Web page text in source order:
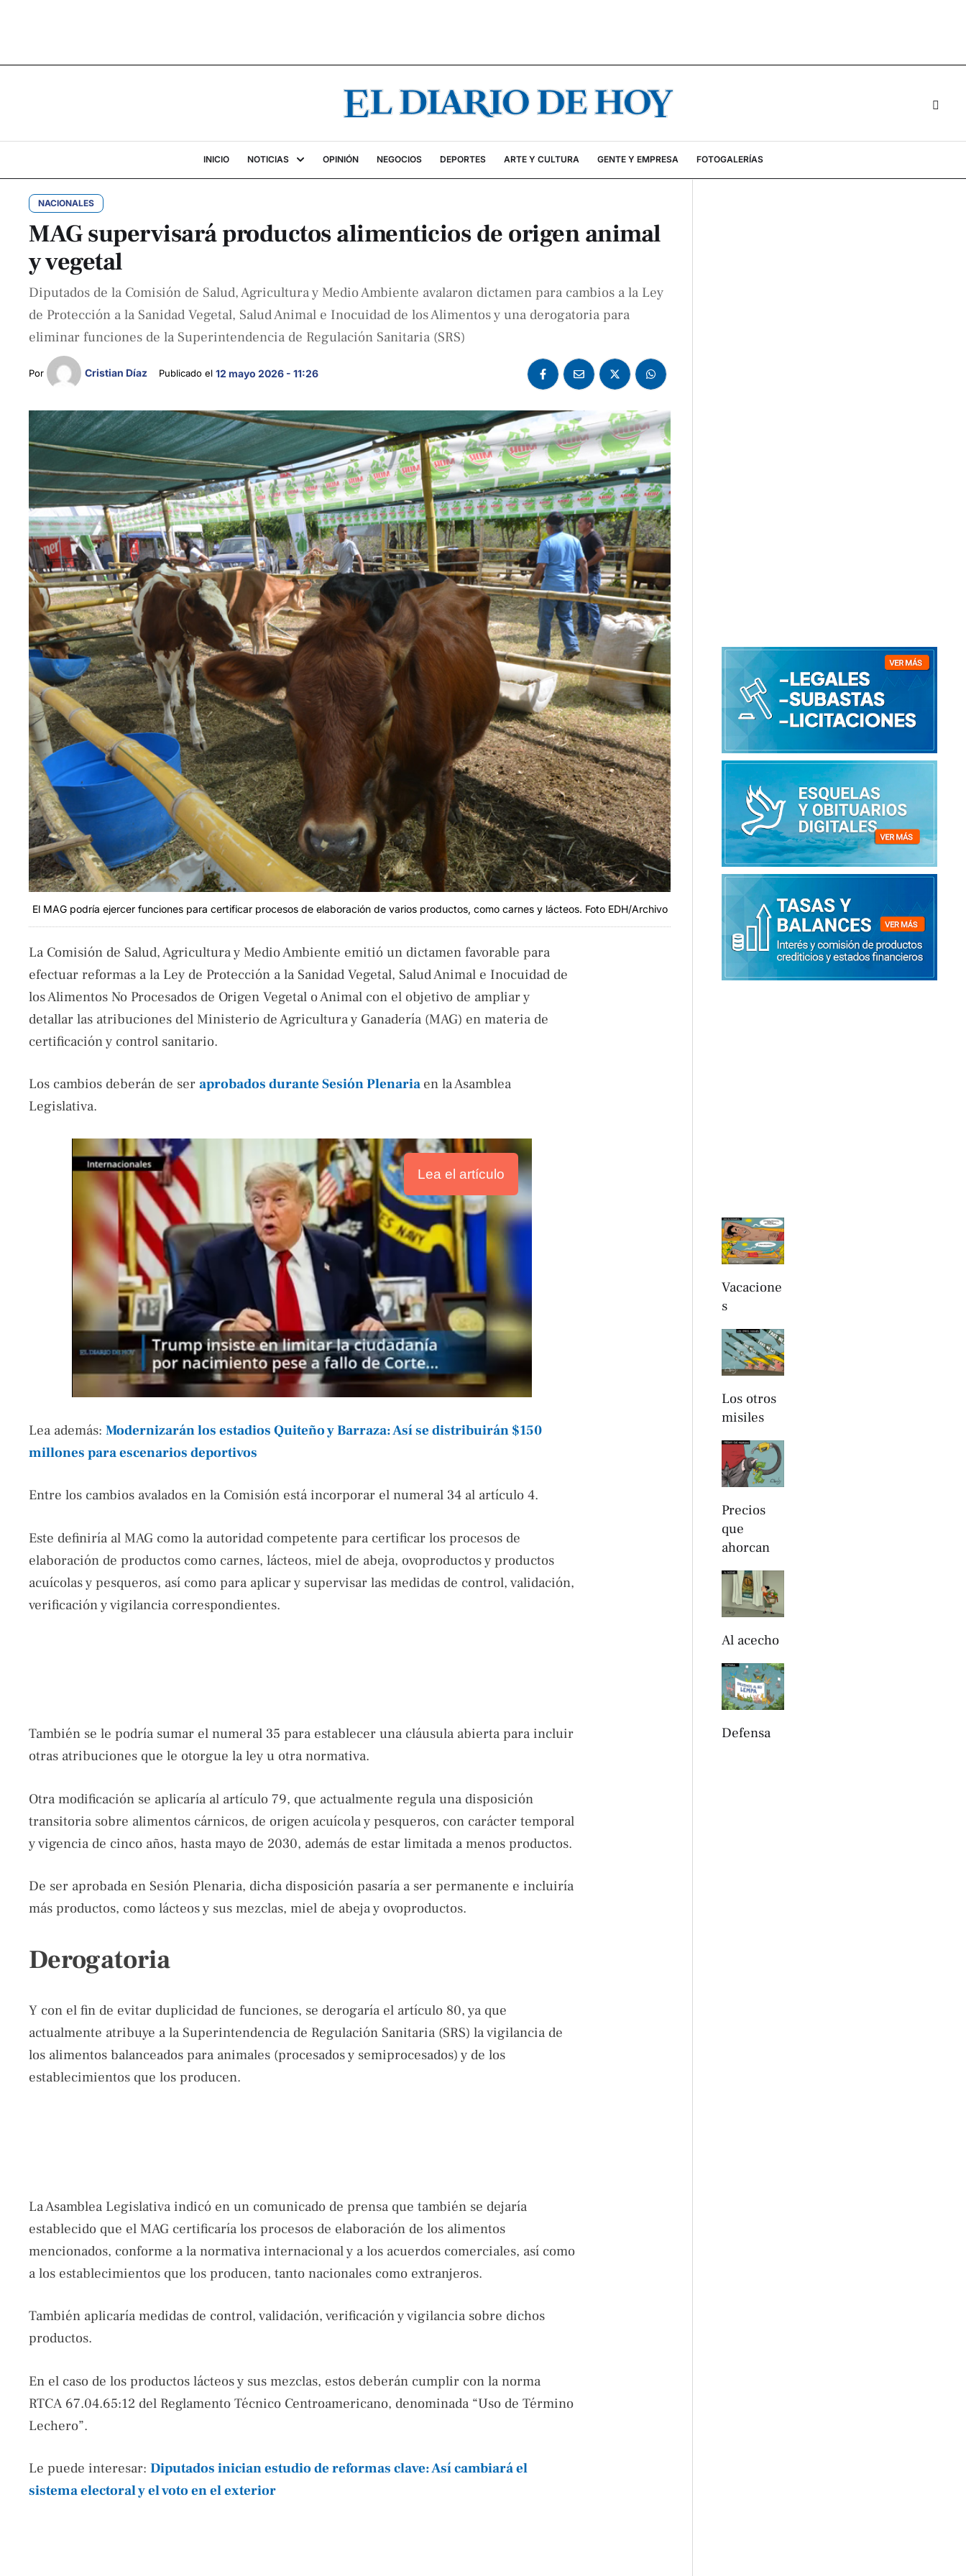
INICIO NOTICIAS OPINIÓN NEGOCIOS DEPORTES ARTE Y CULTURA GENTE Y EMPRESA FOTOGALERÍAS
NACIONALES
MAG supervisará productos alimenticios de origen animal
y vegetal
Diputados de la Comisión de Salud, Agricultura y Medio Ambiente avalaron dictamen para cambios a la Ley
de Protección a la Sanidad Vegetal, Salud Animal e Inocuidad de los Alimentos y una derogatoria para
eliminar funciones de la Superintendencia de Regulación Sanitaria (SRS)
Por Cristian Díaz Publicado el 12 mayo 2026 - 11:26
El MAG podría ejercer funciones para certificar procesos de elaboración de varios productos, como carnes y lácteos. Foto EDH/Archivo
La Comisión de Salud, Agricultura y Medio Ambiente emitió un dictamen favorable para
efectuar reformas a la Ley de Protección a la Sanidad Vegetal, Salud Animal e Inocuidad de
los Alimentos No Procesados de Origen Vegetal o Animal con el objetivo de ampliar y
detallar las atribuciones del Ministerio de Agricultura y Ganadería (MAG) en materia de
certificación y control sanitario.
Los cambios deberán de ser aprobados durante Sesión Plenaria en la Asamblea
Legislativa.
Lea el artículo
Lea además: Modernizarán los estadios Quiteño y Barraza: Así se distribuirán $150
millones para escenarios deportivos
Entre los cambios avalados en la Comisión está incorporar el numeral 34 al artículo 4.
Este definiría al MAG como la autoridad competente para certificar los procesos de
elaboración de productos como carnes, lácteos, miel de abeja, ovoproductos y productos
acuícolas y pesqueros, así como para aplicar y supervisar las medidas de control, validación,
verificación y vigilancia correspondientes.
También se le podría sumar el numeral 35 para establecer una cláusula abierta para incluir
otras atribuciones que le otorgue la ley u otra normativa.
Otra modificación se aplicaría al artículo 79, que actualmente regula una disposición
transitoria sobre alimentos cárnicos, de origen acuícola y pesqueros, con carácter temporal
y vigencia de cinco años, hasta mayo de 2030, además de estar limitada a menos productos.
De ser aprobada en Sesión Plenaria, dicha disposición pasaría a ser permanente e incluiría
más productos, como lácteos y sus mezclas, miel de abeja y ovoproductos.
Derogatoria
Y con el fin de evitar duplicidad de funciones, se derogaría el artículo 80, ya que
actualmente atribuye a la Superintendencia de Regulación Sanitaria (SRS) la vigilancia de
los alimentos balanceados para animales (procesados y semiprocesados) y de los
establecimientos que los producen.
La Asamblea Legislativa indicó en un comunicado de prensa que también se dejaría
establecido que el MAG certificaría los procesos de elaboración de los alimentos
mencionados, conforme a la normativa internacional y a los acuerdos comerciales, así como
a los establecimientos que los producen, tanto nacionales como extranjeros.
También aplicaría medidas de control, validación, verificación y vigilancia sobre dichos
productos.
En el caso de los productos lácteos y sus mezclas, estos deberán cumplir con la norma
RTCA 67.04.65:12 del Reglamento Técnico Centroamericano, denominada “Uso de Término
Lechero”.
Le puede interesar: Diputados inician estudio de reformas clave: Así cambiará el
sistema electoral y el voto en el exterior
Vacacione
s
Los otros
misiles
Precios
que
ahorcan
Al acecho
Defensa